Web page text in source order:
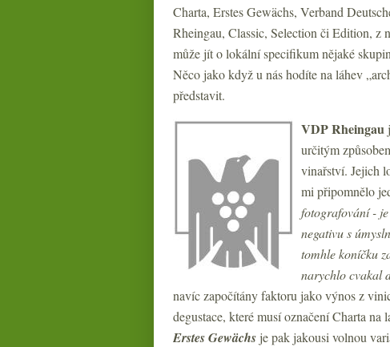
Charta, Erstes Gewächs, Verband
Rheingau, Classic, Selection či Edition, z
může jít o lokální specifikum nějaké
Něco jako když u nás hodíte na láhev
představit.
VDP Rheingau
určitým
vinařství. Jejich
mi připomnělo
fotografování -
negativu s
tomhle koníčku
narychlo cvakal
navíc započítány faktoru jako výnos z
degustace, které musí označení Charta
Erstes Gewächs je pak jakousi volnou